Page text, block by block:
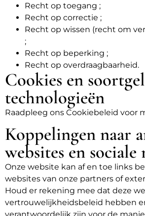
Recht op toegang ;
Recht op correctie ;
Recht op wissen (recht om
;
Recht op beperking ;
Recht op overdraagbaarheid.
Cookies en
technologieën
Raadpleeg ons Cookiebeleid voor
Koppelingen naar
websites en
Onze website kan af en toe links
websites van onze partners of
Houd er rekening mee dat deze
vertrouwelijkheidsbeleid hebben